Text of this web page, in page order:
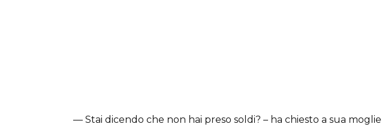
— Stai dicendo che non hai preso soldi? – ha chiesto a sua